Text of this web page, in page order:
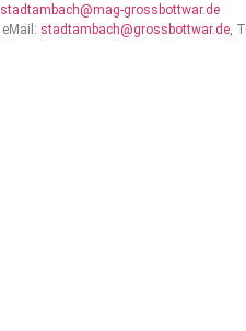
stadtambach@mag-grossbottwar.de
, eMail: stadtambach@grossbottwar.de,